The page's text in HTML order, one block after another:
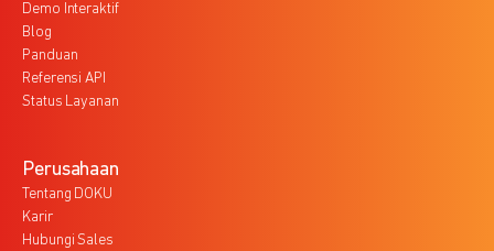
Demo Interaktif
Blog
Panduan
Referensi API
Status Layanan
Perusahaan
Tentang DOKU
Karir
Hubungi Sales